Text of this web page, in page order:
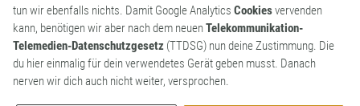
tun wir ebenfalls nichts. Damit Google Analytics Cookiesvervenden
kann, benötigen wir aber nach dem neuenTelekommunikation-
Telemedien-Datenschutzgesetz (TTDSG) nun deine Zustimmung. Die
du hier einmalig für dein verwendetes Gerät geben musst. Danach
nerven wir dich auch nicht weiter, versprochen.
Beinhaltet eine Kombination der Adjektive
unbelehrbar und inkompetent. Gefährliche
Mischung, die besonders in